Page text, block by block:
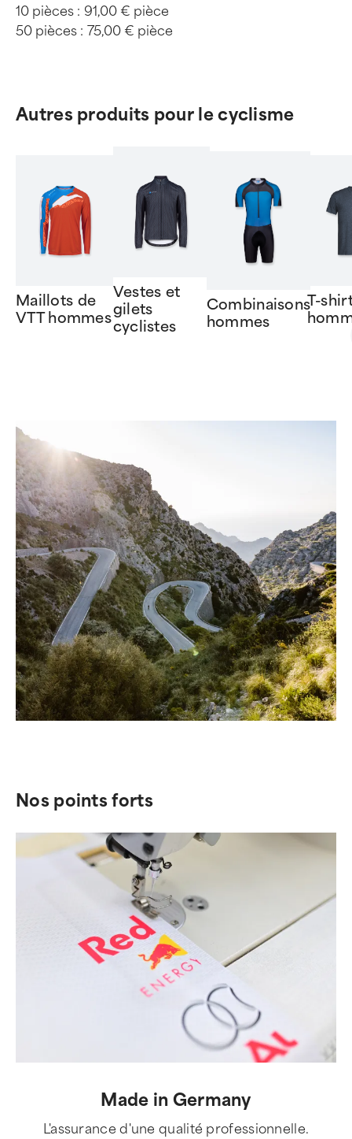
10 pièces : 91,00 € pièce
50 pièces : 75,00 € pièce
Autres produits pour le cyclisme
Maillots de
VTT hommes
Vestes et
gilets
cyclistes
Combinaisons
hommes
T-
Nos points forts
Made in Germany
L'assurance d'une qualité professionnelle.